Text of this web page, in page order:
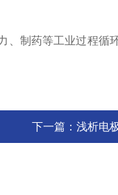
制药等工业过程循
下一篇： 浅析电